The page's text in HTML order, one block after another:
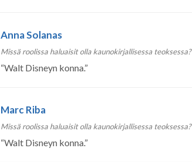
Anna Solanas
Missä roolissa haluaisit olla kaunokirjallisessa teoksessa?
“Walt Disneyn konna.”
Marc Riba
Missä roolissa haluaisit olla kaunokirjallisessa teoksessa?
“Walt Disneyn konna.”